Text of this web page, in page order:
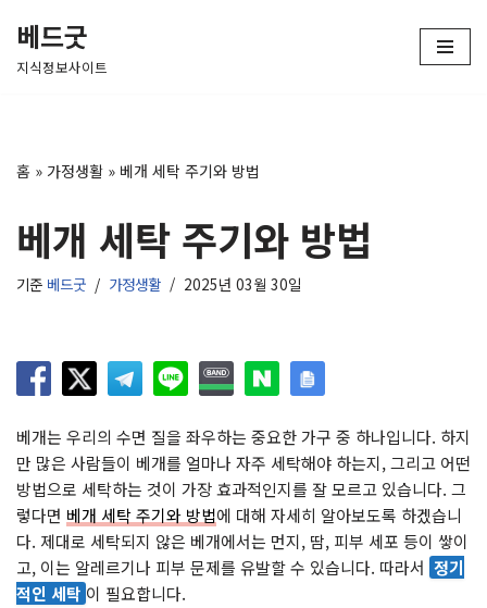
콘
건
기
베드굿
지식정보사이트
홈 » 가정생활 » 베개 세탁 주기와 방법
베개 세탁 주기와 방법
기준 베드굿 가정생활 2025년 03월 30일
베개는 우리의 수면 질을 좌우하는 중요한 가구 중 하나입니다. 하지
만 많은 사람들이 베개를 얼마나 자주 세탁해야 하는지, 그리고 어떤
방법으로 세탁하는 것이 가장 효과적인지를 잘 모르고 있습니다. 그
렇다면 베개 세탁 주기와 방법에 대해 자세히 알아보도록 하겠습니
다. 제대로 세탁되지 않은 베개에서는 먼지, 땀, 피부 세포 등이 쌓이
고, 이는 알레르기나 피부 문제를 유발할 수 있습니다. 따라서 정기
적인 세탁 이 필요합니다.